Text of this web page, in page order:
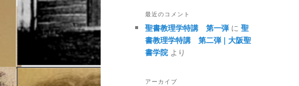
最近のコメント
聖書教理学特講 第一弾 に 聖
書教理学特講 第二弾 | 大阪聖
書学院 より
アーカイブ